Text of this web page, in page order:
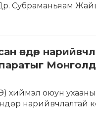
Субраманьяам
өндөр
Монголд
хиймэл оюун ухааны
нарийвчлалтай